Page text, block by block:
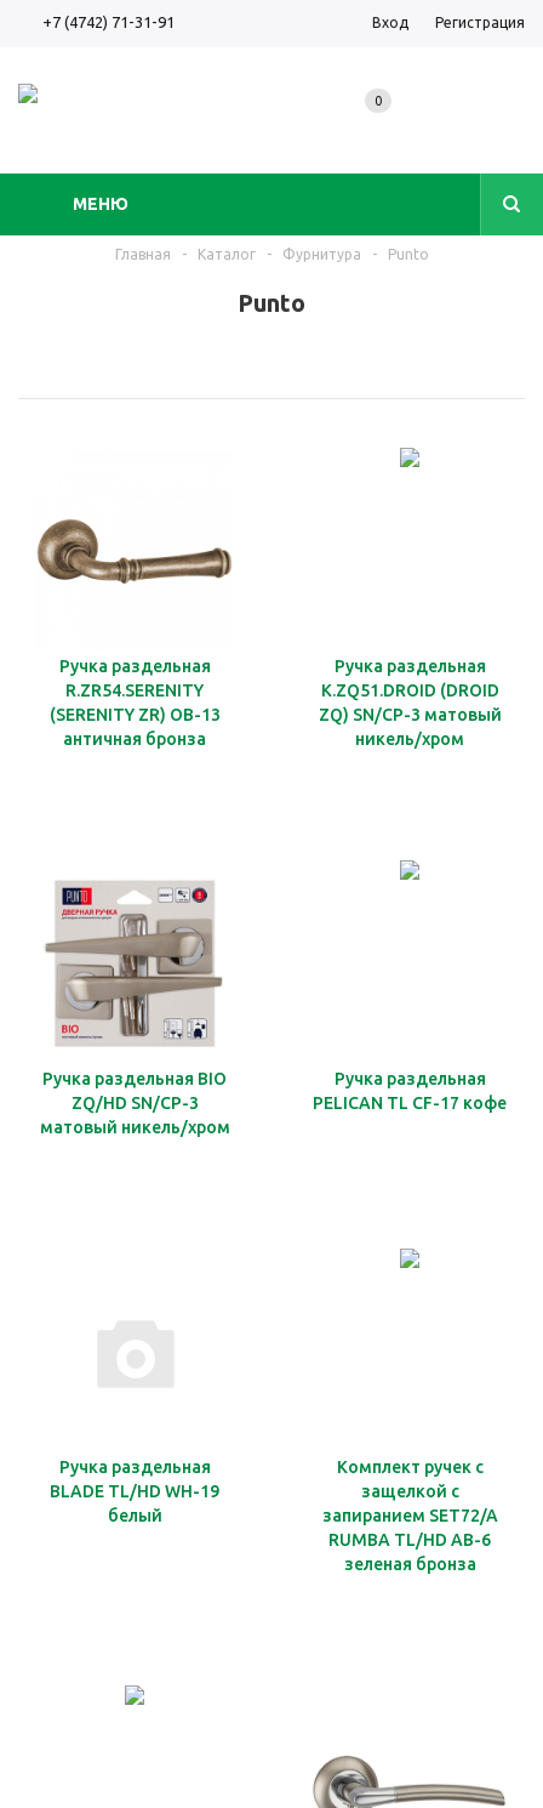
+7 (4742) 71-31-91 Вход Регистрация
МЕНЮ
0
Главная - Каталог - Фурнитура - Punto
Punto
Ручка раздельная
R.ZR54.SERENITY
(SERENITY ZR) OB-13
античная бронза
Ручка раздельная
K.ZQ51.DROID (DROID
ZQ) SN/CP-3 матовый
никель/хром
Ручка раздельная BIO
ZQ/HD SN/CP-3
матовый никель/хром
Ручка раздельная
PELICAN TL CF-17 кофе
Ручка раздельная
BLADE TL/HD WH-19
белый
Комплект ручек с
защелкой с
запиранием SET72/A
RUMBA TL/HD AB-6
зеленая бронза